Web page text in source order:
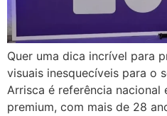
Quer uma dica incrível para
visuais inesquecíveis para o
Arrisca é referência nacional
premium, com mais de 28